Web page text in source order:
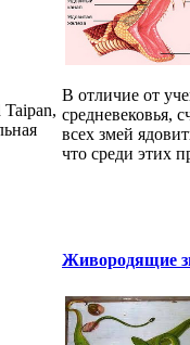
В отличие от
средневековья,
всех змей
что среди этих
Живородящие